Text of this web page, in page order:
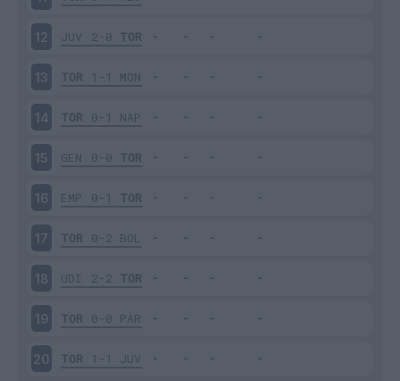
12 JUV 2-0 TOR
13 TOR 1-1 MON
14 TOR 0-1 NAP
15 GEN 0-0 TOR
16 EMP 0-1 TOR
17 TOR 0-2 BOL
18 UDI 2-2 TOR
19 TOR 0-0 PAR
20 TOR 1-1 JUV